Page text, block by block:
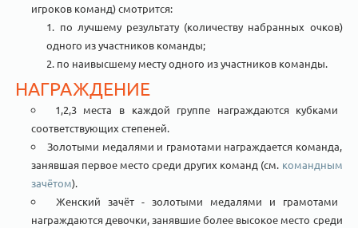
игроков команд) смотрится:
по лучшему результату (количеству набранных очков)
одного из участников команды;
по наивысшему месту одного из участников команды.
НАГРАЖДЕНИЕ
1,2,3 места в каждой группе награждаются кубками
соответствующих степеней.
Золотыми медалями и грамотами награждается команда,
занявшая первое место среди других команд (см. командным
зачётом).
Женский зачёт - золотыми медалями и грамотами
награждаются девочки, занявшие более высокое место среди